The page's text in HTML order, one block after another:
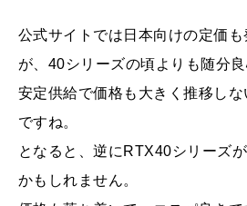
公式サイトでは日本向けの定価
が、40シリーズの頃よりも随分良
安定供給で価格も大きく推移しな
ですね。
となると、逆にRTX40シリーズ
かもしれません。